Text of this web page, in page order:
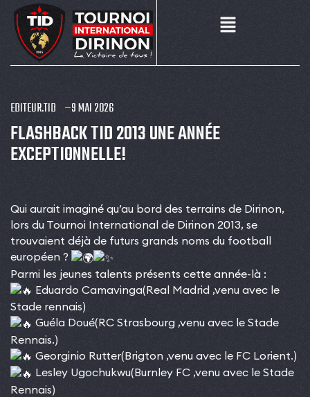
EDITEUR.TID 9 MAI 2026
FLASHBACK TID 2013 UNE ANNÉE
EXCEPTIONNELLE!
Qui aurait imaginé qu’au bord des terrains de Dirinon,
lors du Tournoi International de Dirinon 2013, se
trouvaient déjà de futurs grands noms du football
européen ?
Parmi les jeunes talents présents cette année-là :
Eduardo Camavinga(Real Madrid ,venu avec le
Stade rennais)
Guéla Doué(RC Strasbourg ,venu avec le Stade
Rennais.)
Georginio Rutter(Brigton ,venu avec le FC Lorient.)
Lesley Ugochukwu(Burnley FC ,venu avec le Stade
Rennais)